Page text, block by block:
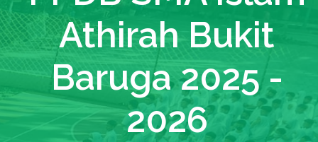
Athirah Bukit
Baruga 2025 -
2026